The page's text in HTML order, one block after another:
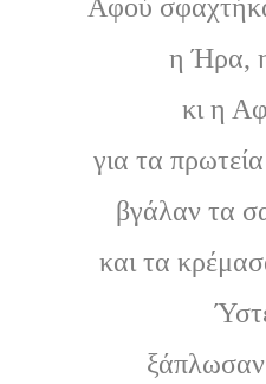
Αφού
η Ήρα,
κι η
για τα
βγάλαν τα
και τα